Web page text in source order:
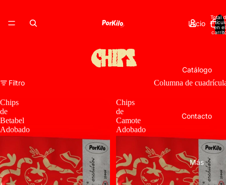
Inicio
Catálogo
Contacto
Más
Total
en el
Chips
Filtro Columna de
Chips
de
Betabel
Adobado
Chips
de
Camote
Adobado